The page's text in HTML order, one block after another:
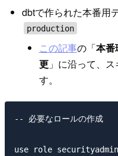
dbtで作られた本番用
production
この記事の「本番
更」に沿って、ス
す。
-- 必要なロールの作成
use role